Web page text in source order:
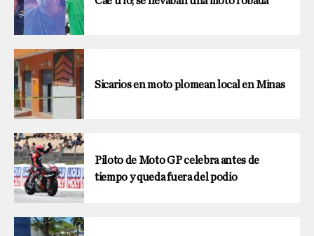
Sicarios en moto plomean local en Minas
Piloto de Moto GP celebra antes de
tiempo y queda fuera del podio